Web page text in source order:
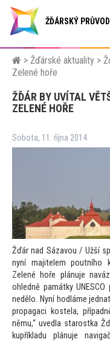
ŽĎÁRSKÝ
> Žďárské aktuality >
Zelené hoře
ŽĎÁR BY UVÍTAL
ZELENÉ HOŘE
Sobota, 11. října 2014
Žďár nad Sázavou / Užší
nyní majitelem poutního
Zelené hoře plánuje
ohledně památky
nedělo. Nyní hodláme
propagaci kostela,
němu,“ uvedla starostka
kupříkladu plánuje